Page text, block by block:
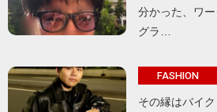
分かった、ワ
グラ…
FASHION
その縁はバイ